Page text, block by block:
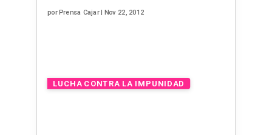
porPrensa Cajar| Nov 22, 2012